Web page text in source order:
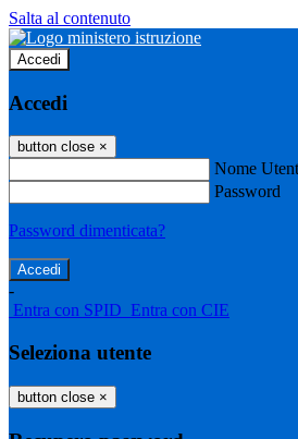
Salta al contenuto
Accedi
Accedi
button close ×
Nome
Password
Password dimenticata?
-
Entra con SPID Entra con CIE
Seleziona utente
button close ×